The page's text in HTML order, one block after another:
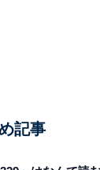
記事